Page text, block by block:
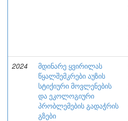
2024
მდინარე ყვირილას
წყალშემკრები აუზის
სტიქიური მოვლენების
და ეკოლოგიური
პრობლემების გადაჭრის
გზები